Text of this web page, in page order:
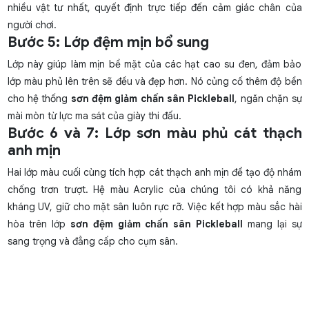
nhiều vật tư nhất, quyết định trực tiếp đến cảm giác chân của
người chơi.
Bước 5: Lớp đệm mịn bổ sung
Lớp này giúp làm mịn bề mặt của các hạt cao su đen, đảm bảo
lớp màu phủ lên trên sẽ đều và đẹp hơn. Nó củng cố thêm độ bền
cho hệ thống sơn đệm giảm chấn sân Pickleball, ngăn chặn sự
mài mòn từ lực ma sát của giày thi đấu.
Bước 6 và 7: Lớp sơn màu phủ cát thạch
anh mịn
Hai lớp màu cuối cùng tích hợp cát thạch anh mịn để tạo độ nhám
chống trơn trượt. Hệ màu Acrylic của chúng tôi có khả năng
kháng UV, giữ cho mặt sân luôn rực rỡ. Việc kết hợp màu sắc hài
hòa trên lớp sơn đệm giảm chấn sân Pickleball mang lại sự
sang trọng và đẳng cấp cho cụm sân.